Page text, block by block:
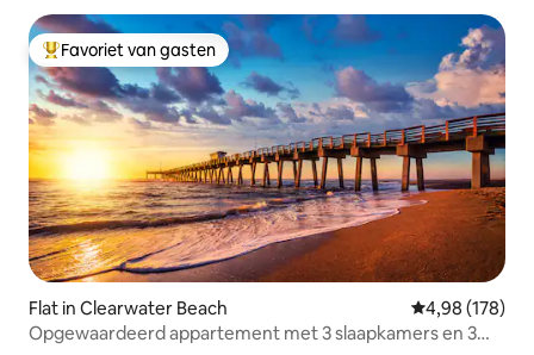
Topfavoriet van gasten
Favoriet van gasten
Flat in Clearwater Beach Gemiddelde
4,98 (178)
Opgewaardeerd appartement met 3 slaapkamers en 3